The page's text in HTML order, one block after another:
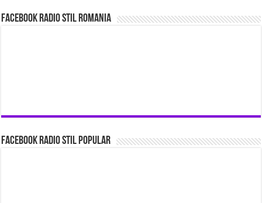
Facebook Radio Stil Romania
Facebook Radio Stil Popular